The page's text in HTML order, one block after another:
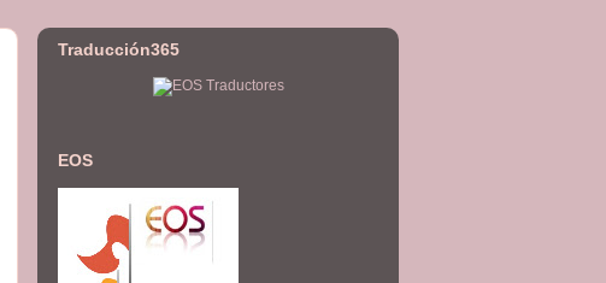
Traducción365
EOS